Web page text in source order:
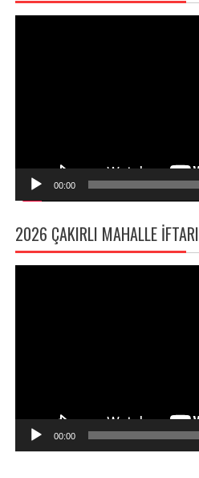
00:00
2026 ÇAKIRLI MAHALLE İFTARI
00:00